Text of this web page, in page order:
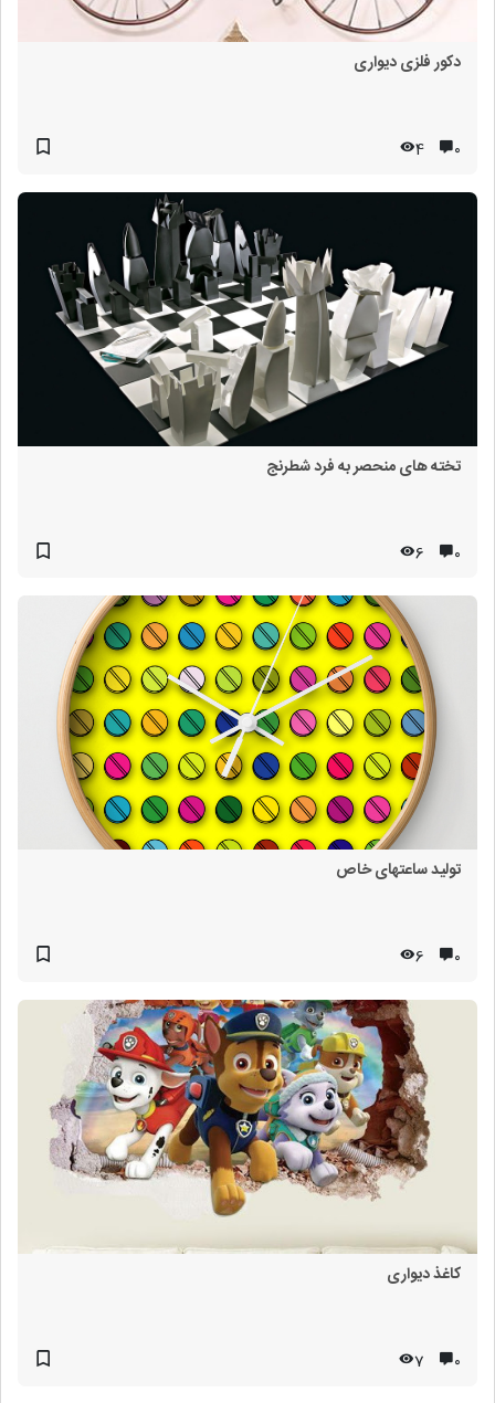
دکور فلزی دیواری
۰ 4
تخته های منحصر به فرد شطرنج
۰ 6
تولید ساعتهای خاص
۰ 6
کاغذ دیواری
۰ 7